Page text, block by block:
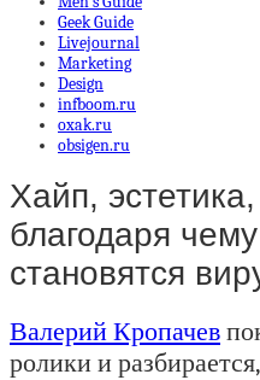
Geek Guide
Livejournal
Marketing
Design
infboom.ru
oxak.ru
obsigen.ru
Хайп,
благодаря
становятся
Валерий Кропачев
ролики и